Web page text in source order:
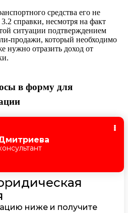
средства его не
справки, несмотря на факт
ситуации подтверждением
продажи, который необходимо
нужно отразить доход от
в форму для